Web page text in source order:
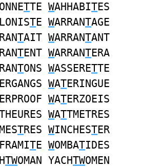
TTE WAHHABITES
TE WARRANTAGE
TAIT WARRANTANT
TENT WARRANTERA
TONS WASSERETTE
ERGANGS WATERINGUE
ERPROOF WATERZOEIS
WATTMETRES
TRES WINCHESTER
TE WOMBATIDES
TWOMAN YACHTWOMEN